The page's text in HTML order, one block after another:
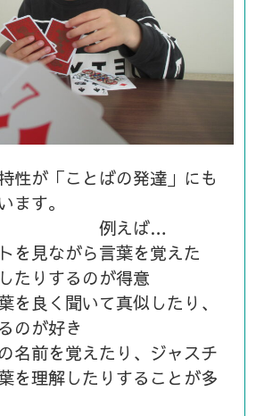
性が「ことばの発達」にも
いています。
ば…
を見ながら言葉を覚えた
たりするのが得意
を良く聞いて真似したり、
のが好き
名前を覚えたり、ジャスチ
を理解したりすることが多